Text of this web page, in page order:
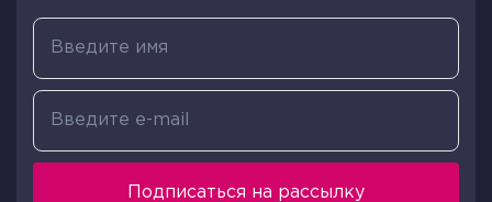
Подписаться на рассылку